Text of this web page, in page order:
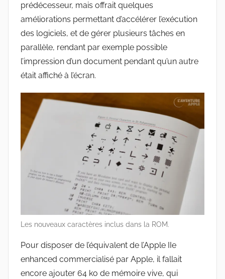
prédécesseur, mais offrait quelques
améliorations permettant d’accélérer l’exécution
des logiciels, et de gérer plusieurs tâches en
parallèle, rendant par exemple possible
l’impression d’un document pendant qu’un autre
était affiché à l’écran.
Les nouveaux caractères inclus dans la ROM.
Pour disposer de l’équivalent de l’Apple IIe
enhanced commercialisé par Apple, il fallait
encore ajouter 64 ko de mémoire vive, qui